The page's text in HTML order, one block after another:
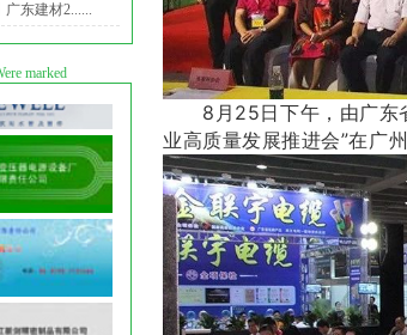
8月25日下午，由广东
业高质量发展推进会”在广
广东建材2......
marked